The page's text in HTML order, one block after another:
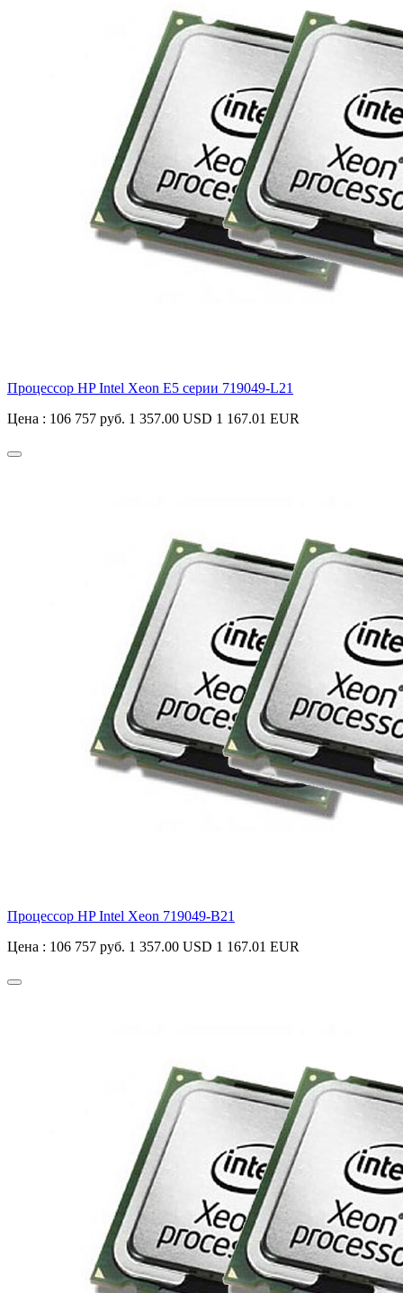
Процессор HP Intel Xeon E5 серии 719049-L21
Цена : 106 757 руб. 1 357.00 USD 1 167.01 EUR
Процессор HP Intel Xeon 719049-B21
Цена : 106 757 руб. 1 357.00 USD 1 167.01 EUR